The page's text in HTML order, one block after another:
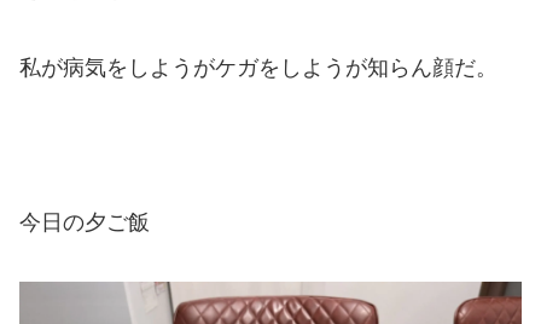
私が病気をしようがケガをしようが知らん顔だ。
今日の夕ご飯